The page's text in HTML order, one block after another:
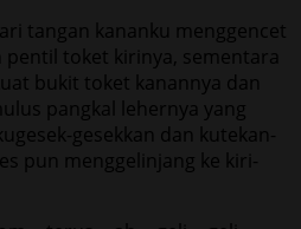
tangan kananku menggencet
toket kirinya, sementara
bukit toket kanannya dan
pangkal lehernya yang
gesekkan dan kutekan-
pun menggelinjang ke kiri-